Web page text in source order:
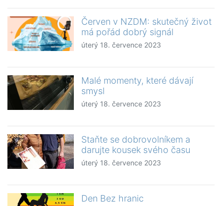
Červen v NZDM: skutečný život
má pořád dobrý signál
úterý 18. července 2023
Malé momenty, které dávají
smysl
úterý 18. července 2023
Staňte se dobrovolníkem a
darujte kousek svého času
úterý 18. července 2023
Den Bez hranic